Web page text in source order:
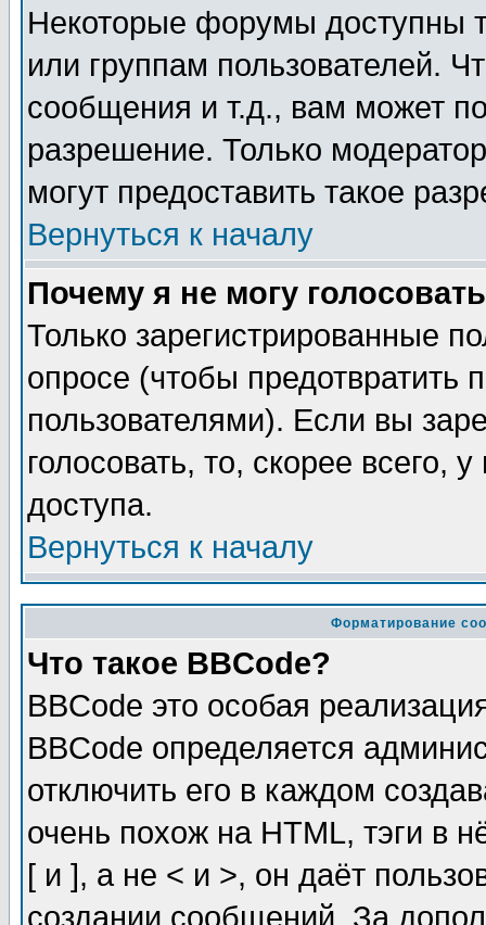
Некоторые форумы доступны
или группам пользователей.
сообщения и т.д., вам может
разрешение. Только
могут предоставить такое
Вернуться к началу
Почему я не могу
Только зарегистрированные
опросе (чтобы предотвратить
пользователями). Если вы
голосовать, то, скорее всего,
доступа.
Вернуться к началу
Форматирование
Что такое BBCode?
BBCode это особая
BBCode определяется
отключить его в каждом
очень похож на HTML, тэги в
[ и ], а не < и >, он даёт
создании сообщений. За